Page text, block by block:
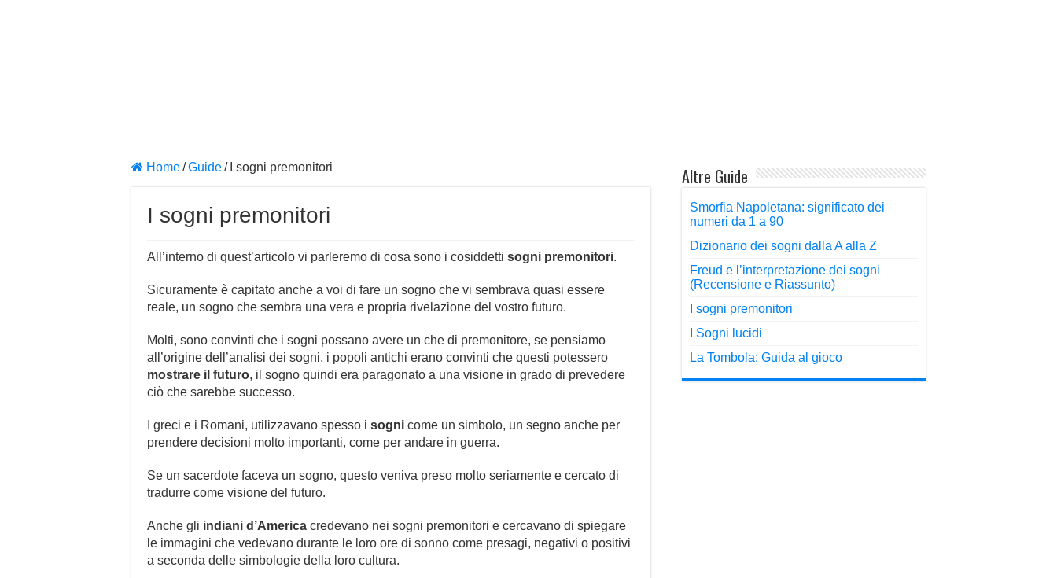
Home/Guide/ I sogni premonitori
I sogni premonitori
All’interno di quest’articolo vi parleremo di cosa sono i cosiddetti sogni premonitori.
Sicuramente è capitato anche a voi di fare un sogno che vi sembrava quasi essere
reale, un sogno che sembra una vera e propria rivelazione del vostro futuro.
Molti, sono convinti che i sogni possano avere un che di premonitore, se pensiamo
all’origine dell’analisi dei sogni, i popoli antichi erano convinti che questi potessero
mostrare il futuro, il sogno quindi era paragonato a una visione in grado di prevedere
ciò che sarebbe successo.
I greci e i Romani, utilizzavano spesso i sogni come un simbolo, un segno anche per
prendere decisioni molto importanti, come per andare in guerra.
Se un sacerdote faceva un sogno, questo veniva preso molto seriamente e cercato di
tradurre come visione del futuro.
Anche gli indiani d’America credevano nei sogni premonitori e cercavano di spiegare
le immagini che vedevano durante le loro ore di sonno come presagi, negativi o positivi
a seconda delle simbologie della loro cultura.
Altre Guide
Smorfia Napoletana: significato dei
numeri da 1 a 90
Dizionario dei sogni dalla A alla Z
Freud e l’interpretazione dei sogni
(Recensione e Riassunto)
I sogni premonitori
I Sogni lucidi
La Tombola: Guida al gioco